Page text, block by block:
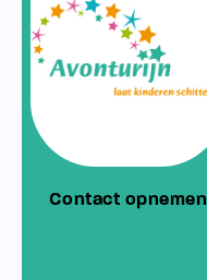
Contact opnemen